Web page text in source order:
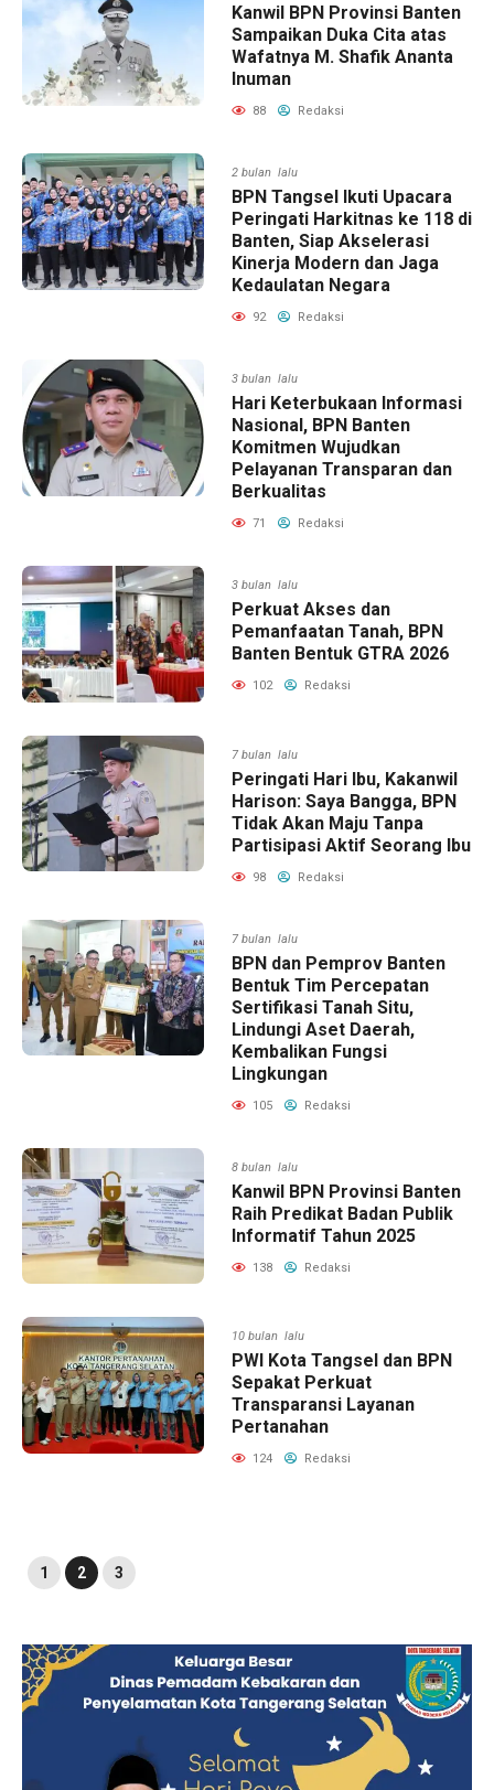
Kanwil BPN Provinsi Banten
Sampaikan Duka Cita atas
Wafatnya M. Shafik Ananta
Inuman
88 Redaksi
2 bulan lalu
BPN Tangsel Ikuti Upacara
Peringati Harkitnas ke 118 di
Banten, Siap Akselerasi
Kinerja Modern dan Jaga
Kedaulatan Negara
92 Redaksi
3 bulan lalu
Hari Keterbukaan Informasi
Nasional, BPN Banten
Komitmen Wujudkan
Pelayanan Transparan dan
Berkualitas
71 Redaksi
3 bulan lalu
Perkuat Akses dan
Pemanfaatan Tanah, BPN
Banten Bentuk GTRA 2026
102 Redaksi
7 bulan lalu
Peringati Hari Ibu, Kakanwil
Harison: Saya Bangga, BPN
Tidak Akan Maju Tanpa
Partisipasi Aktif Seorang Ibu
98 Redaksi
7 bulan lalu
BPN dan Pemprov Banten
Bentuk Tim Percepatan
Sertifikasi Tanah Situ,
Lindungi Aset Daerah,
Kembalikan Fungsi
Lingkungan
105 Redaksi
8 bulan lalu
Kanwil BPN Provinsi Banten
Raih Predikat Badan Publik
Informatif Tahun 2025
138 Redaksi
10 bulan lalu
PWI Kota Tangsel dan BPN
Sepakat Perkuat
Transparansi Layanan
Pertanahan
124 Redaksi
1 2 3